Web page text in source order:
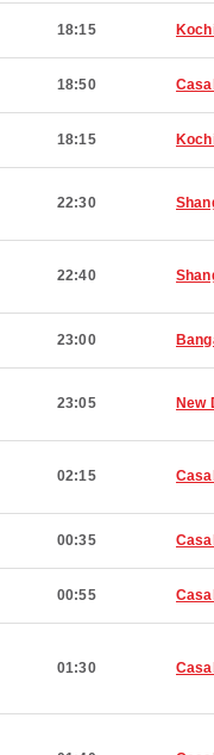
18:15
18:50
18:15
22:30
22:40
23:00
23:05 New
02:15
00:35
00:55
01:30